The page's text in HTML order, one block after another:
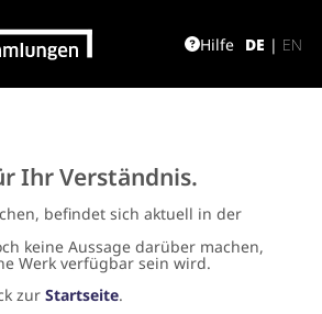
DE | EN
Hilfe
Ihr Verständnis.
befindet sich aktuell in der
keine Aussage darüber machen,
Werk verfügbar sein wird.
zur Startseite.